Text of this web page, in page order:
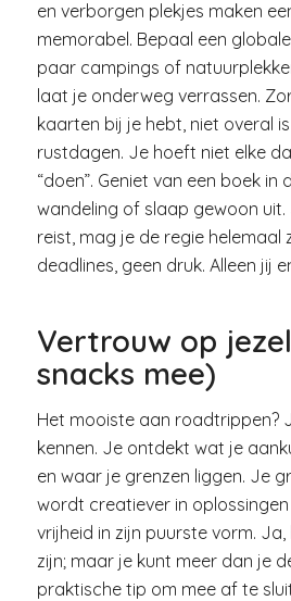
en verborgen plekjes maken
memorabel. Bepaal een
paar campings of
laat je onderweg verrassen.
kaarten bij je hebt, niet overal
rustdagen. Je hoeft niet elke
“doen”. Geniet van een boek in
wandeling of slaap gewoon uit.
reist, mag je de regie helemaal
deadlines, geen druk. Alleen jij
Vertrouw op
snacks mee)
Het mooiste aan roadtrippen?
kennen. Je ontdekt wat je
en waar je grenzen liggen. Je
wordt creatiever in
vrijheid in zijn puurste vorm.
zijn; maar je kunt meer dan je
praktische tip om mee af te